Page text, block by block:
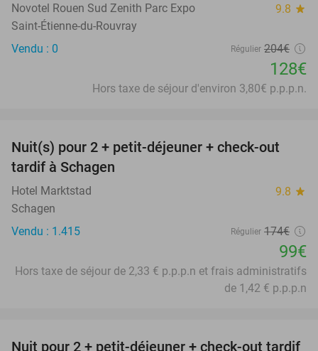
Novotel Rouen Sud Zenith Parc Expo 9.8 star
Saint-Étienne-du-Rouvray
Vendu : 0
Régulier 204€
128€
Hors taxe de séjour d'environ 3,80€ p.p.p.n.
43%
Nuit(s) pour 2 + petit-déjeuner + check-out
tardif à Schagen
Hotel Marktstad 9.8 star
Schagen
Vendu : 1.415
Régulier 174€
99€
Hors taxe de séjour de 2,33 € p.p.p.n et frais administratifs
de 1,42 € p.p.p.n
Nuit pour 2 + petit-déjeuner + check-out tardif